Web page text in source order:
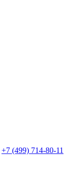
+7 (499) 714-80-11